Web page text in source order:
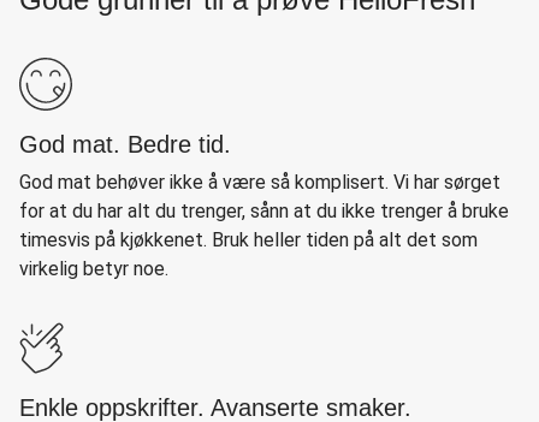
God mat. Bedre tid.
God mat behøver ikke å være så komplisert. Vi har sørget
for at du har alt du trenger, sånn at du ikke trenger å bruke
timesvis på kjøkkenet. Bruk heller tiden på alt det som
virkelig betyr noe.
Enkle oppskrifter. Avanserte smaker.